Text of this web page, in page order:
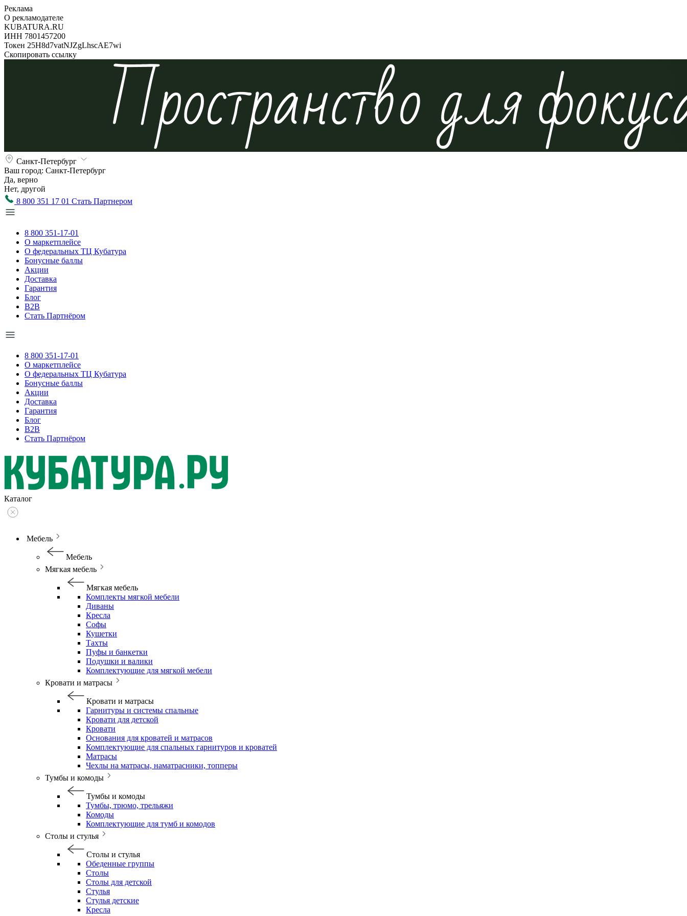
Реклама
О рекламодателе
KUBATURA.RU
ИНН 7801457200
Токен 25H8d7vatNJZgLhscAE7wi
Скопировать ссылку
Санкт-Петербург
Ваш город: Санкт-Петербург
Да, верно
Нет, другой
8 800 351 17 01 Стать Партнером
8 800 351-17-01
О маркетплейсе
О федеральных ТЦ Кубатура
Бонусные баллы
Акции
Доставка
Гарантия
Блог
B2B
Стать Партнёром
8 800 351-17-01
О маркетплейсе
О федеральных ТЦ Кубатура
Бонусные баллы
Акции
Доставка
Гарантия
Блог
B2B
Стать Партнёром
Каталог
Мебель
Мебель
Мягкая мебель
Мягкая мебель
Комплекты мягкой мебели
Диваны
Кресла
Софы
Кушетки
Тахты
Пуфы и банкетки
Подушки и валики
Комплектующие для мягкой мебели
Кровати и матрасы
Кровати и матрасы
Гарнитуры и системы спальные
Кровати для детской
Кровати
Основания для кроватей и матрасов
Комплектующие для спальных гарнитуров и кроватей
Матрасы
Чехлы на матрасы, наматрасники, топперы
Тумбы и комоды
Тумбы и комоды
Тумбы, трюмо, трельяжи
Комоды
Комплектующие для тумб и комодов
Столы и стулья
Столы и стулья
Обеденные группы
Столы
Столы для детской
Стулья
Стулья детские
Кресла